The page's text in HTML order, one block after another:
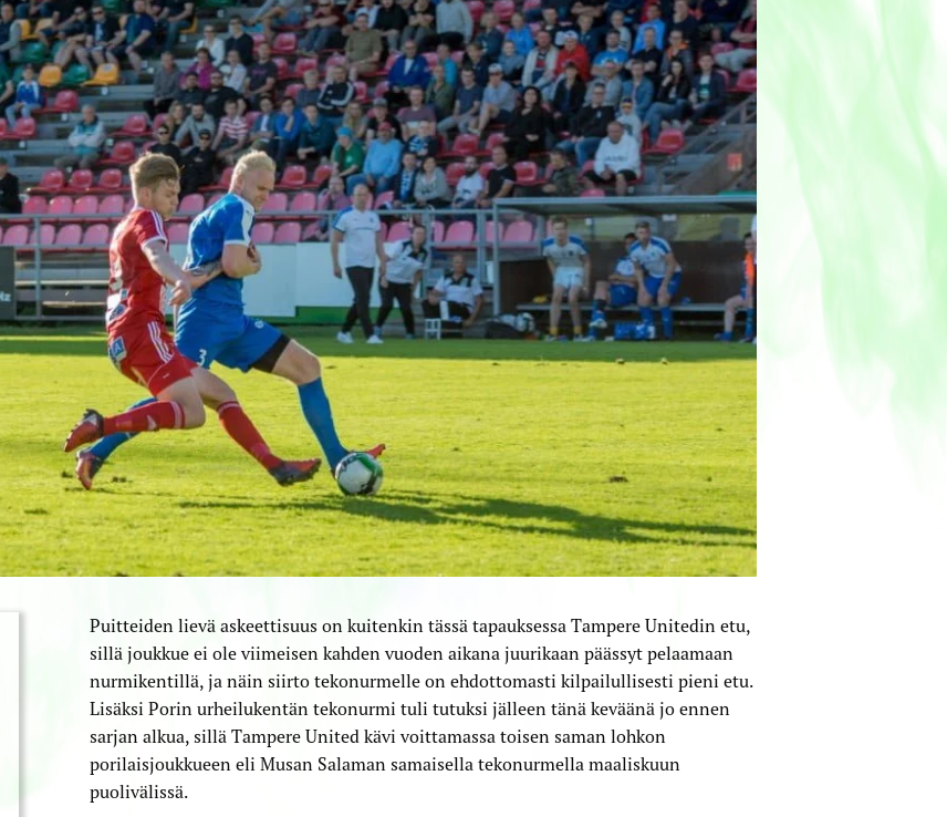
Puitteiden lievä askeettisuus on kuitenkin tässä tapauksessa Tampere Unitedin etu,
sillä joukkue ei ole viimeisen kahden vuoden aikana juurikaan päässyt pelaamaan
nurmikentillä, ja näin siirto tekonurmelle on ehdottomasti kilpailullisesti pieni etu.
Lisäksi Porin urheilukentän tekonurmi tuli tutuksi jälleen tänä keväänä jo ennen
sarjan alkua, sillä Tampere United kävi voittamassa toisen saman lohkon
porilaisjoukkueen eli Musan Salaman samaisella tekonurmella maaliskuun
puolivälissä.